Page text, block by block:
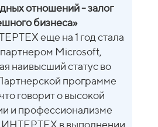
отношений - залог
бизнеса»
еще на 1 год стала
Microsoft,
наивысший статус во
программе
говорит о высокой
и профессионализме
ИНТЕРТЕХ в выполнении